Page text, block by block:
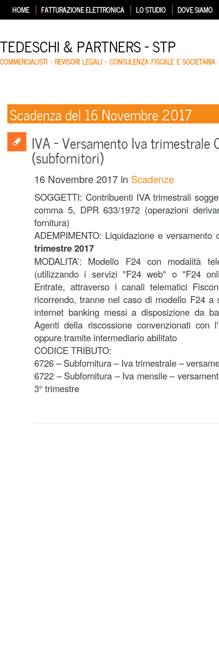
HOME FATTURAZIONE ELETTRONICA LO STUDIO DOVE SIAMO
TEDESCHI & PARTNERS – STP
COMMERCIALISTI – REVISORI LEGALI – CONSULENZA FISCALE E SOCIETARIA
Scadenza del 16 Novembre 2017
IVA – Versamento Iva trimestrale
(subfornitori)
16 Novembre 2017 in Scadenze
SOGGETTI: Contribuenti IVA trimestrali
comma 5, DPR 633/1972 (operazioni
fornitura)
ADEMPIMENTO: Liquidazione e versamento
trimestre 2017
MODALITA’: Modello F24 con modalità
(utilizzando i servizi "F24 web" o "F24
Entrate, attraverso i canali telematici
ricorrendo, tranne nel caso di modello F24
internet banking messi a disposizione da
Agenti della riscossione convenzionati con
oppure tramite intermediario abilitato
CODICE TRIBUTO:
6726 – Subfornitura – Iva trimestrale –
6722 – Subfornitura – Iva mensile –
3° trimestre